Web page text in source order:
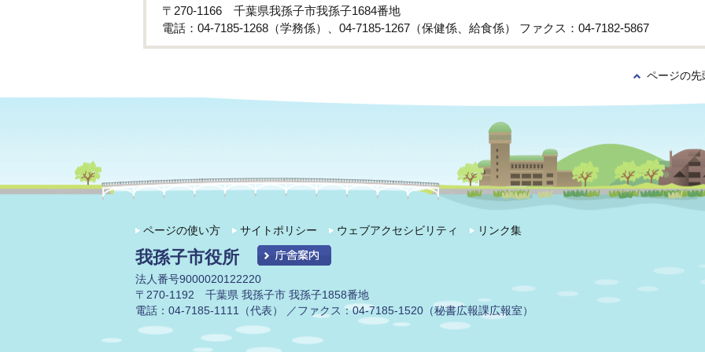
〒270-1166 千葉県我孫子市我孫子1684番地
電話：04-7185-1268（学務係）、04-7185-1267（保健係、給食係） ファクス：04-7182-5867
ページの先
ページの使い方 サイトポリシー ウェブアクセシビリティ リンク集
我孫子市役所
法人番号9000020122220
〒270-1192 千葉県 我孫子市 我孫子1858番地
電話：04-7185-1111（代表） ／ファクス：04-7185-1520（秘書広報課広報室）